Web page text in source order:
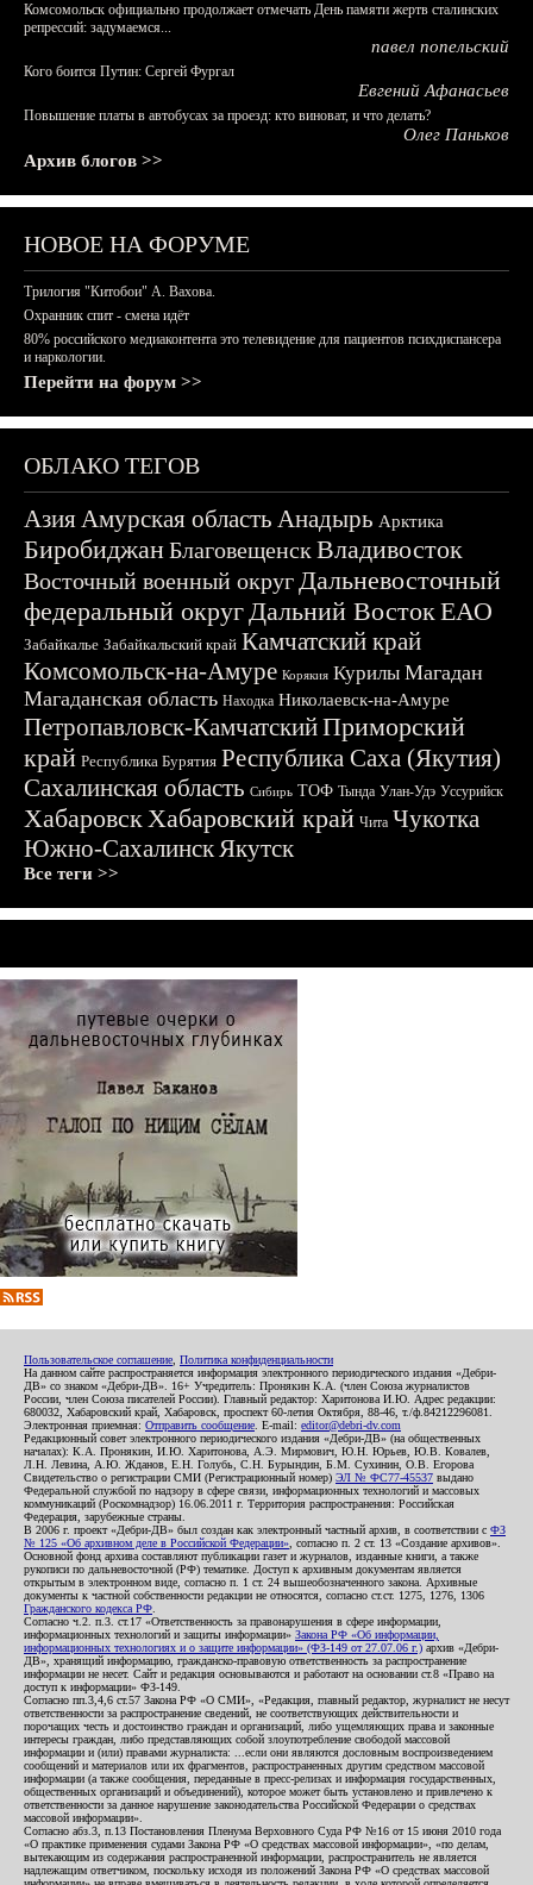
Комсомольск официально продолжает отмечать День памяти жертв сталинских
репрессий: задумаемся...
павел попельский
Кого боится Путин: Сергей Фургал
Евгений Афанасьев
Повышение платы в автобусах за проезд: кто виноват, и что делать?
Олег Паньков
Архив блогов >>
НОВОЕ НА ФОРУМЕ
Трилогия "Китобои" А. Вахова.
Охранник спит - смена идёт
80% российского медиаконтента это телевидение для пациентов психдиспансера
и наркологии.
Перейти на форум >>
ОБЛАКО ТЕГОВ
АзияАмурская область Анадырь Арктика
БиробиджанБлаговещенскВладивосток
Восточный военный округДальневосточный
федеральный округДальний ВостокЕАО
Забайкалье Забайкальский край Камчатский край
Комсомольск-на-Амуре Корякия Курилы Магадан
Магаданская область Находка Николаевск-на-Амуре
Петропавловск-КамчатскийПриморский
край Республика Бурятия Республика Саха (Якутия)
Сахалинская область Сибирь ТОФ Тында Улан-Удэ Уссурийск
ХабаровскХабаровский край Чита Чукотка
Южно-СахалинскЯкутск
Все теги >>
Пользовательское соглашение Политика конфиденциальности
На данном сайте распространяется информация электронного периодического издания «Дебри-
ДВ» со знаком «Дебри-ДВ». 16+ Учредитель: Пронякин К.А. (член Союза журналистов
России, член Союза писателей России). Главный редактор: Харитонова И.Ю. Адрес редакции:
680032, Хабаровский край, Хабаровск, проспект 60-летия Октября, 88-46, т./ф.84212296081.
Электронная приемная: Отправить сообщение . E-mail: editor@debri-dv.com
Редакционный совет электронного периодического издания «Дебри-ДВ» (на общественных
началах): К.А. Пронякин, И.Ю. Харитонова, А.Э. Мирмович, Ю.Н. Юрьев, Ю.В. Ковалев,
Л.Н. Левина, А.Ю. Жданов, Е.Н. Голубь, С.Н. Бурындин, Б.М. Сухинин, О.В. Егорова
Свидетельство о регистрации СМИ (Регистрационный номер) ЭЛ № ФС77-45537 выдано
Федеральной службой по надзору в сфере связи, информационных технологий и массовых
коммуникаций (Роскомнадзор) 16.06.2011 г. Территория распространения: Российская
Федерация, зарубежные страны.
В 2006 г. проект «Дебри-ДВ» был создан как электронный частный архив, в соответствии с ФЗ
№ 125 «Об архивном деле в Российской Федерации» , согласно п. 2 ст. 13 «Создание архивов».
Основной фонд архива составляют публикации газет и журналов, изданные книги, а также
рукописи по дальневосточной (РФ) тематике. Доступ к архивным документам является
открытым в электронном виде, согласно п. 1 ст. 24 вышеобозначенного закона. Архивные
документы к частной собственности редакции не относятся, согласно ст.ст. 1275, 1276, 1306
Гражданского кодекса РФ
Согласно ч.2. п.3. ст.17 «Ответственность за правонарушения в сфере информации,
информационных технологий и защиты информации» Закона РФ «Об информации,
информационных технологиях и о защите информации» (ФЗ-149 от 27.07.06 г.) архив «Дебри-
ДВ», хранящий информацию, гражданско-правовую ответственность за распространение
информации не несет. Сайт и редакция основываются и работают на основании ст.8 «Право на
доступ к информации» ФЗ-149.
Согласно пп.3,4,6 ст.57 Закона РФ «О СМИ», «Редакция, главный редактор, журналист не несут
ответственности за распространение сведений, не соответствующих действительности и
порочащих честь и достоинство граждан и организаций, либо ущемляющих права и законные
интересы граждан, либо представляющих собой злоупотребление свободой массовой
информации и (или) правами журналиста: ...если они являются дословным воспроизведением
сообщений и материалов или их фрагментов, распространенных другим средством массовой
информации (а также сообщения, переданные в пресс-релизах и информация государственных,
общественных организаций и объединений), которое может быть установлено и привлечено к
ответственности за данное нарушение законодательства Российской Федерации о средствах
массовой информации».
Согласно абз.3, п.13 Постановления Пленума Верховного Суда РФ №16 от 15 июня 2010 года
«О практике применения судами Закона РФ «О средствах массовой информации», «по делам,
вытекающим из содержания распространенной информации, распространитель не является
надлежащим ответчиком, поскольку исходя из положений Закона РФ «О средствах массовой